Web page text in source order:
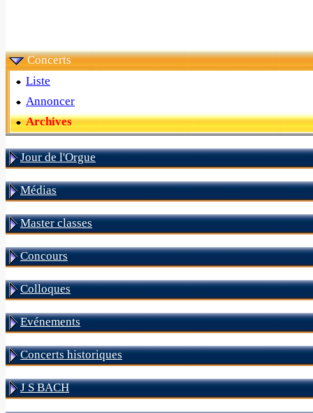
Concerts
Liste
Annoncer
Archives
Jour de l'Orgue
Médias
Master classes
Concours
Colloques
Evénements
Concerts historiques
J S BACH